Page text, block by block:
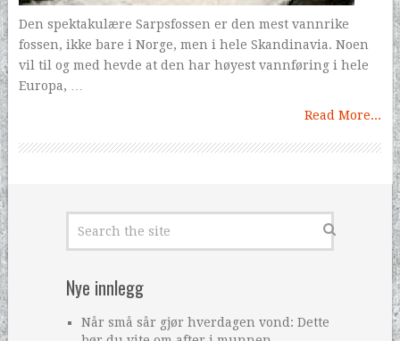
Den spektakulære Sarpsfossen er den mest vannrike
fossen, ikke bare i Norge, men i hele Skandinavia. Noen
vil til og med hevde at den har høyest vannføring i hele
Europa, …
Read More...
Nye innlegg
Når små sår gjør hverdagen vond: Dette